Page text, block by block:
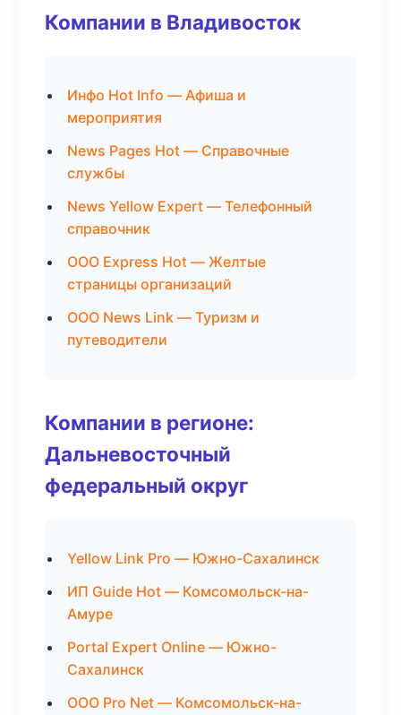
Компании в Владивосток
Инфо Hot Info — Афиша и
мероприятия
News Pages Hot — Справочные
службы
News Yellow Expert — Телефонный
справочник
ООО Express Hot — Желтые
страницы организаций
ООО News Link — Туризм и
путеводители
Компании в регионе:
Дальневосточный
федеральный округ
Yellow Link Pro — Южно-Сахалинск
ИП Guide Hot — Комсомольск-на-
Амуре
Portal Expert Online — Южно-
Сахалинск
ООО Pro Net — Комсомольск-на-